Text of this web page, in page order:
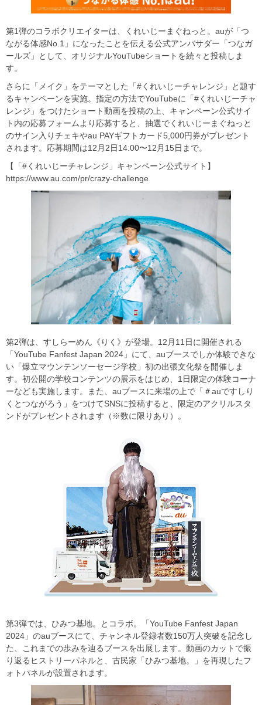
第1弾のコラボクリエイターは、くれいじーまぐねっと。auが「つ
ながる体感No.1」になったことを伝える公式アンバサダー「つなガ
ールズ」として、オリジナルYouTubeショートを続々と投稿しま
す。
さらに「メイク」をテーマとした「#くれいじーチャレンジ」と題す
るキャンペーンを実施。指定の方法でYouTubeに「#くれいじーチャ
レンジ」をつけたショート動画を投稿の上、キャンペーン公式サイ
ト内の応募フォームより応募すると、抽選でくれいじーまぐねっと
のサイン入りチェキやau PAYギフトカード5,000円券がプレゼント
されます。応募期間は12月2日14:00〜12月15日まで。
【「#くれいじーチャレンジ」キャンペーン公式サイト】
https://www.au.com/pr/crazy-challenge
第2弾は、すしらーめん《りく》が登場。12月11日に開催される
「YouTube Fanfest Japan 2024」にて、auブースでしか体験できな
い「爆立マウンテンソーセージ学校」初の出張文化祭を開催しま
す。初公開の学校コンテンツの展示をはじめ、1日限定の体験コーナ
ーなども実施します。また、auブースに来場の上で「＃auですしり
くとつながろう」をつけてSNSに投稿すると、限定のアクリルスタ
ンドがプレゼントされます（※数に限りあり）。
第3弾では、ひみつ基地。とコラボ。「YouTube Fanfest Japan
2024」のauブースにて、チャンネル登録者数150万人突破を記念し
た、これまでの歩みを辿るブースを出展します。動画のカットで振
り返るヒストリーパネルと、古民家「ひみつ基地。」を再現したフ
ォトパネルが設置されます。